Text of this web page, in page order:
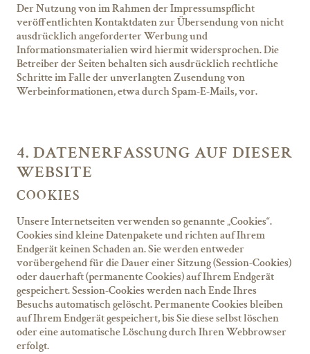
Der Nutzung von im Rahmen der Impressumspflicht
veröffentlichten Kontaktdaten zur Übersendung von nicht
ausdrücklich angeforderter Werbung und
Informationsmaterialien wird hiermit widersprochen. Die
Betreiber der Seiten behalten sich ausdrücklich rechtliche
Schritte im Falle der unverlangten Zusendung von
Werbeinformationen, etwa durch Spam-E-Mails, vor.
4. DATENERFASSUNG AUF DIESER
WEBSITE
COOKIES
Unsere Internetseiten verwenden so genannte „Cookies“.
Cookies sind kleine Datenpakete und richten auf Ihrem
Endgerät keinen Schaden an. Sie werden entweder
vorübergehend für die Dauer einer Sitzung (Session-Cookies)
oder dauerhaft (permanente Cookies) auf Ihrem Endgerät
gespeichert. Session-Cookies werden nach Ende Ihres
Besuchs automatisch gelöscht. Permanente Cookies bleiben
auf Ihrem Endgerät gespeichert, bis Sie diese selbst löschen
oder eine automatische Löschung durch Ihren Webbrowser
erfolgt.